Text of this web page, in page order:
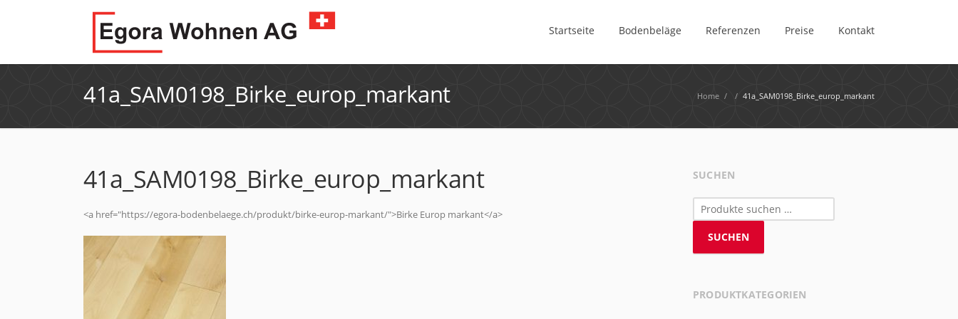
Startseite Bodenbeläge Referenzen Preise Kontakt
Home / / 41a_SAM0198_Birke_europ_markant
41a_SAM0198_Birke_europ_markant
41a_SAM0198_Birke_europ_markant
<a href="https://egora-bodenbelaege.ch/produkt/birke-europ-markant/">Birke Europ markant</a>
SUCHEN
Suchen
nach:
SUCHEN
PRODUKTKATEGORIEN